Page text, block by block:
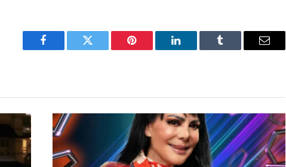
Facebook Twitter Pinterest LinkedIn Tumblr Email